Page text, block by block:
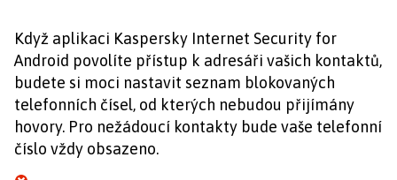
Když aplikaci Kaspersky Internet Security for
Android povolíte přístup k adresáři vašich kontaktů,
budete si moci nastavit seznam blokovaných
telefonních čísel, od kterých nebudou přijímány
hovory. Pro nežádoucí kontakty bude vaše telefonní
číslo vždy obsazeno.